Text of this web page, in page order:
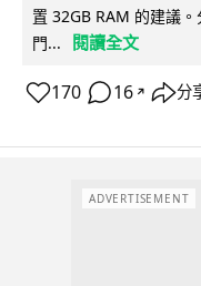
置 32GB RAM 的建議
門...
閱讀全文
170 16 ↗ 分
ADVERTISEMENT